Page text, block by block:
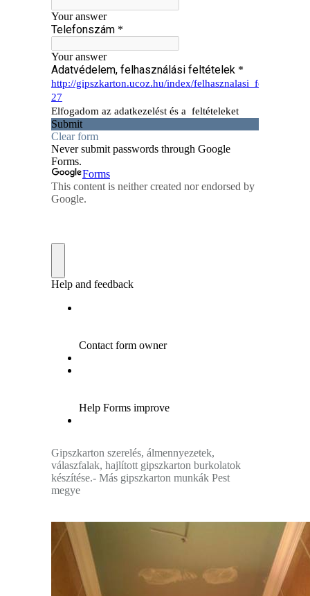
Gipszkarton szerelés, álmennyezetek,
válaszfalak, hajlított gipszkarton burkolatok
készítése.- Más gipszkarton munkák Pest
megye